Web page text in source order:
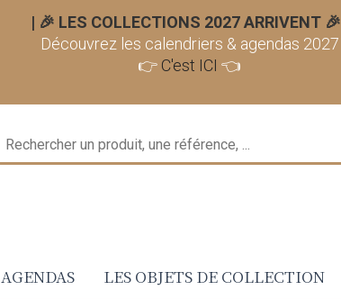
| 🎉 LES COLLECTIONS 2027 ARRIVENT 🎉
Découvrez les calendriers & agendas 2027
👉 C'est ICI 👈
AGENDAS LES OBJETS DE COLLECTION